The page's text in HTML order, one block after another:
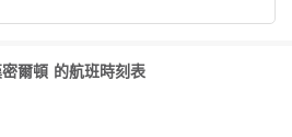
爾頓 的航班時刻表